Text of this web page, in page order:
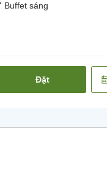
Buffet sáng
Đặt